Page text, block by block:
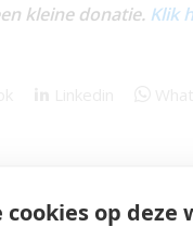
cookies op deze
kleine donatie. Klik